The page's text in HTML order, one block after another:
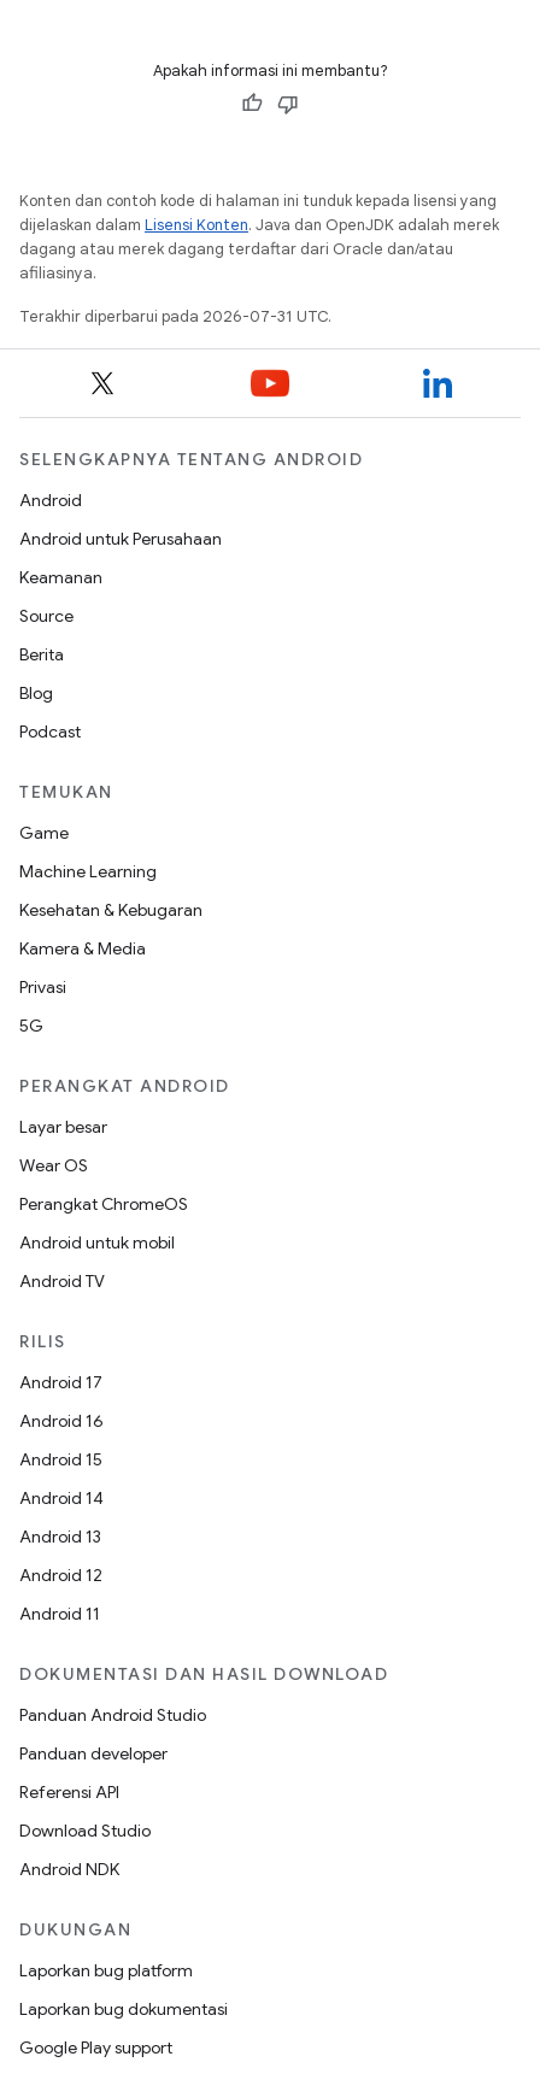
Apakah informasi ini membantu?
Konten dan contoh kode di halaman ini tunduk kepada lisensi yang
dijelaskan dalam Lisensi Konten. Java dan OpenJDK adalah merek
dagang atau merek dagang terdaftar dari Oracle dan/atau
afiliasinya.
Terakhir diperbarui pada 2026-07-31 UTC.
SELENGKAPNYA TENTANG ANDROID
Android
Android untuk Perusahaan
Keamanan
Source
Berita
Blog
Podcast
TEMUKAN
Game
Machine Learning
Kesehatan & Kebugaran
Kamera & Media
Privasi
5G
PERANGKAT ANDROID
Layar besar
Wear OS
Perangkat ChromeOS
Android untuk mobil
Android TV
RILIS
Android 17
Android 16
Android 15
Android 14
Android 13
Android 12
Android 11
DOKUMENTASI DAN HASIL DOWNLOAD
Panduan Android Studio
Panduan developer
Referensi API
Download Studio
Android NDK
DUKUNGAN
Laporkan bug platform
Laporkan bug dokumentasi
Google Play support